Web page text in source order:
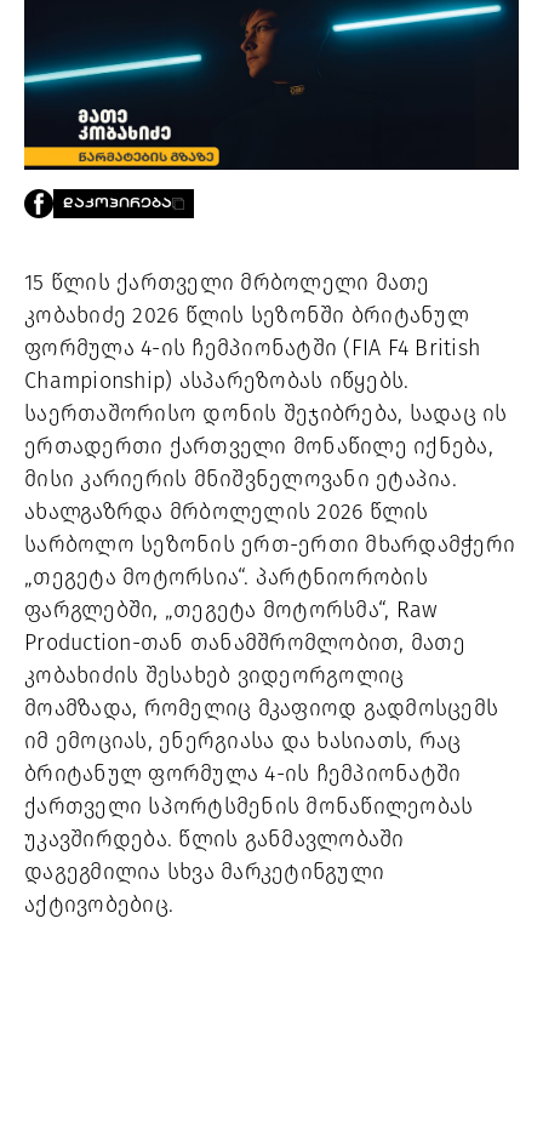
TV
LIBRARY
SHOP
ᲒᲐᲛᲝᲒᲕᲧᲔᲕᲘ
ᲙᲝᲜᲢᲐᲥᲢᲘ
ᲨᲔᲡᲐᲮᲔᲑ
STUDIO
ᲓᲐᲙᲝᲞᲘᲠᲔᲑᲐ
15 წლის ქართველი მრბოლელი მათე
კობახიძე 2026 წლის სეზონში ბრიტანულ
ფორმულა 4-ის ჩემპიონატში (FIA F4 British
Championship) ასპარეზობას იწყებს.
საერთაშორისო დონის შეჯიბრება, სადაც ის
ერთადერთი ქართველი მონაწილე იქნება,
მისი კარიერის მნიშვნელოვანი ეტაპია.
ახალგაზრდა მრბოლელის 2026 წლის
სარბოლო სეზონის ერთ-ერთი მხარდამჭერი
„თეგეტა მოტორსია“. პარტნიორობის
ფარგლებში, „თეგეტა მოტორსმა“, Raw
Production-თან თანამშრომლობით, მათე
კობახიძის შესახებ ვიდეორგოლიც
მოამზადა, რომელიც მკაფიოდ გადმოსცემს
იმ ემოციას, ენერგიასა და ხასიათს, რაც
ბრიტანულ ფორმულა 4-ის ჩემპიონატში
ქართველი სპორტსმენის მონაწილეობას
უკავშირდება. წლის განმავლობაში
დაგეგმილია სხვა მარკეტინგული
აქტივობებიც.